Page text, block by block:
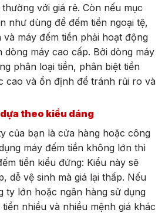
với giá rẻ. Còn nếu mục
như dùng để đếm tiền ngoại tệ,
máy đếm tiền phải hoạt động
dòng máy cao cấp. Bởi dòng máy
phân loại tiền, phân biệt tiền
cao và ổn định để tránh rủi ro và
theo kiểu dáng
của bạn là cửa hàng hoặc công
máy đếm tiền không lớn thì
tiền kiểu đứng: Kiểu này sẽ
dễ vệ sinh mà giá lại thấp. Nếu
ty lớn hoặc ngân hàng sử dụng
nhiều và nhiều mệnh giá khác